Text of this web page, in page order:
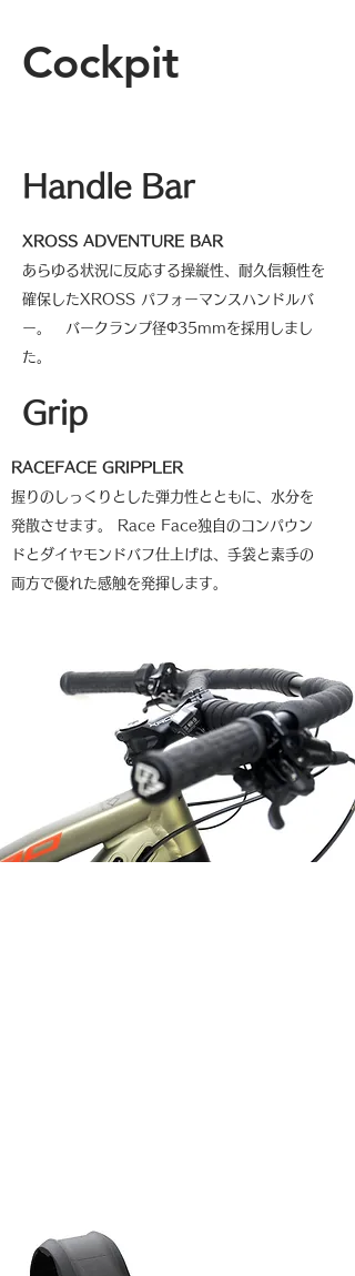
Cockpit
Handle Bar
XROSS ADVENTURE BAR
あらゆる状況に反応する操縦性、耐久信頼性を
確保したXROSS パフォーマンスハンドルバ
ー。 バークランプ径Φ35mmを採用しまし
た。
Grip
RACEFACE GRIPPLER
握りのしっくりとした弾力性とともに、水分を
発散させます。 Race Face独自のコンパウン
ドとダイヤモンドバフ仕上げは、手袋と素手の
両方で優れた感触を発揮します。